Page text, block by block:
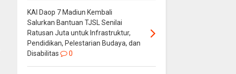
KAI Daop 7 Madiun Kembali
Salurkan Bantuan TJSL Senilai
Ratusan Juta untuk Infrastruktur,
Pendidikan, Pelestarian Budaya, dan
Disabilitas
0